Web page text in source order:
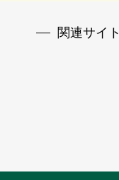
関連サイト